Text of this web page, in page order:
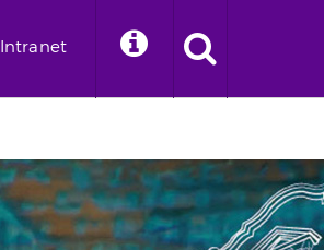
Intranet